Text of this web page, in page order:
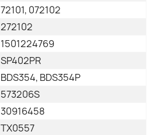
72101, 072102
272102
1501224769
SP402PR
BDS354, BDS354P
573206S
30916458
TX0557